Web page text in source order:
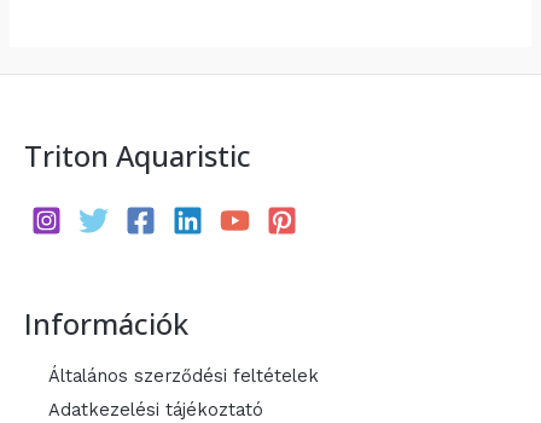
Triton Aquaristic
Információk
Általános szerződési feltételek
Adatkezelési tájékoztató